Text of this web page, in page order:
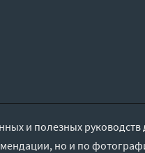
и полезных
но и по